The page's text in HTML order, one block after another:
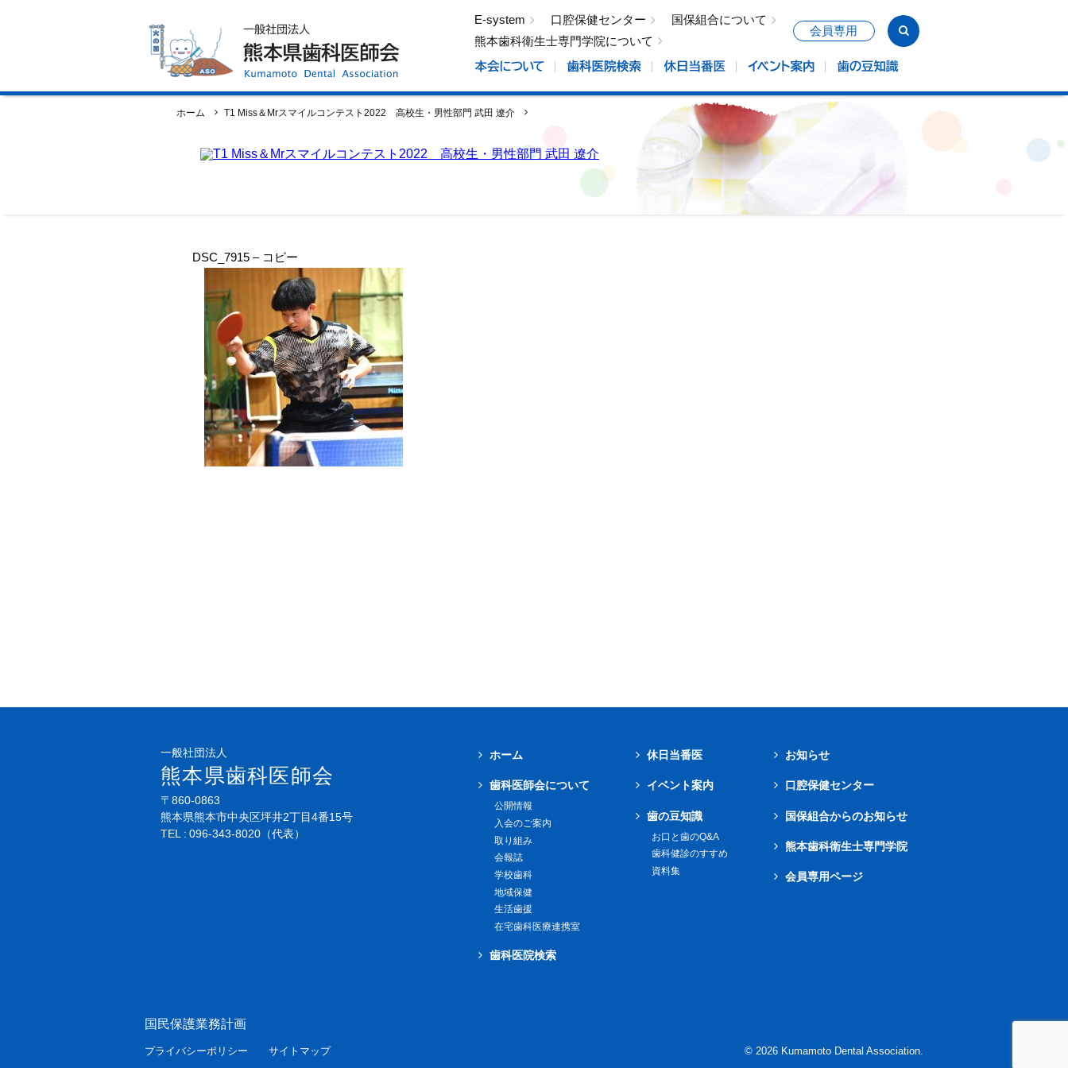
E-system 口腔保健センター
国保組合について
熊本歯科衛生士専門学院について
会員専用
ホーム T1 Miss＆Mrスマイルコンテスト2022 高校生・男性部門 武田 遼介
DSC_7915 – コピー
一般社団法人
熊本県歯科医師会
〒860-0863
熊本県熊本市中央区坪井2丁目4番15号
TEL
096-343-8020（代表）
ホーム
歯科医師会について
公開情報
入会のご案内
取り組み
会報誌
学校歯科
地域保健
生活歯援
在宅歯科医療連携室
歯科医院検索
休日当番医
イベント案内
歯の豆知識
お口と歯のQ&A
歯科健診のすすめ
資料集
お知らせ
口腔保健センター
国保組合からのお知らせ
熊本歯科衛生士専門学院
会員専用ページ
国民保護業務計画
プライバシーポリシー サイトマップ © 2026 Kumamoto Dental Association.
歯科医院検索
休日当番医
イベント案内
歯の豆知識
口腔保健センター
国保組合からのお知らせ
熊本歯科衛生士専門学院
プライバシーポリシー
サイトマップ